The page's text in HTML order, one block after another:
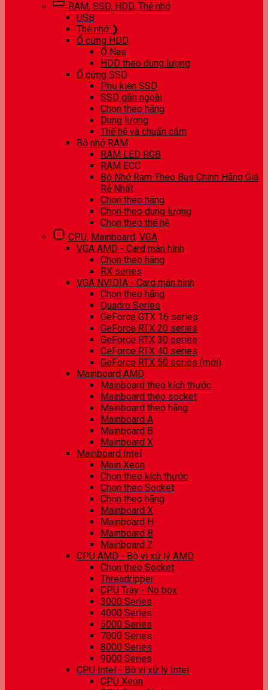
RAM, SSD, HDD, Thẻ nhớ
USB
Thẻ nhớ ❯
Ổ cứng HDD
Ổ Nas
HDD theo dung lượng
Ổ cứng SSD
Phụ kiện SSD
SSD gắn ngoài
Chọn theo hãng
Dung lượng
Thế hệ và chuẩn cắm
Bộ nhớ RAM
RAM LED RGB
RAM ECC
Bộ Nhớ Ram Theo Bus Chính Hãng Giá
Rẻ Nhất
Chọn theo hãng
Chọn theo dung lượng
Chọn theo thế hệ
CPU, Mainboard, VGA
VGA AMD - Card màn hình
Chọn theo hãng
RX series
VGA NVIDIA - Card màn hình
Chọn theo hãng
Quadro Series
GeForce GTX 16 series
GeForce RTX 20 series
GeForce RTX 30 series
GeForce RTX 40 series
GeForce RTX 50 series (mới)
Mainboard AMD
Mainboard theo kích thước
Mainboard theo socket
Mainboard theo hãng
Mainboard A
Mainboard B
Mainboard X
Mainboard Intel
Main Xeon
Chọn theo kích thước
Chọn theo Socket
Chọn theo hãng
Mainboard X
Mainboard H
Mainboard B
Mainboard Z
CPU AMD - Bộ vi xử lý AMD
Chọn theo Socket
Threadripper
CPU Tray - No box
3000 Series
4000 Series
5000 Series
7000 Series
8000 Series
9000 Series
CPU Intel - Bộ vi xử lý Intel
CPU Xeon